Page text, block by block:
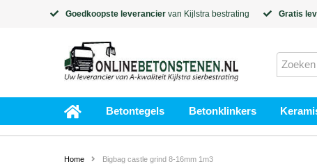
Goedkoopste leverancier van Kijlstra bestrating Gratis
Betontegels Betonklinkers
Home Bigbag castle grind 8-16mm 1m3